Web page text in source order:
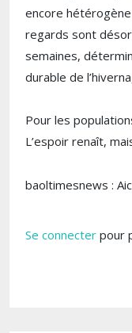
encore
regards sont
semaines,
durable de
Pour les
L’espoir renaît,
baoltimesnews :
Se connecter pour